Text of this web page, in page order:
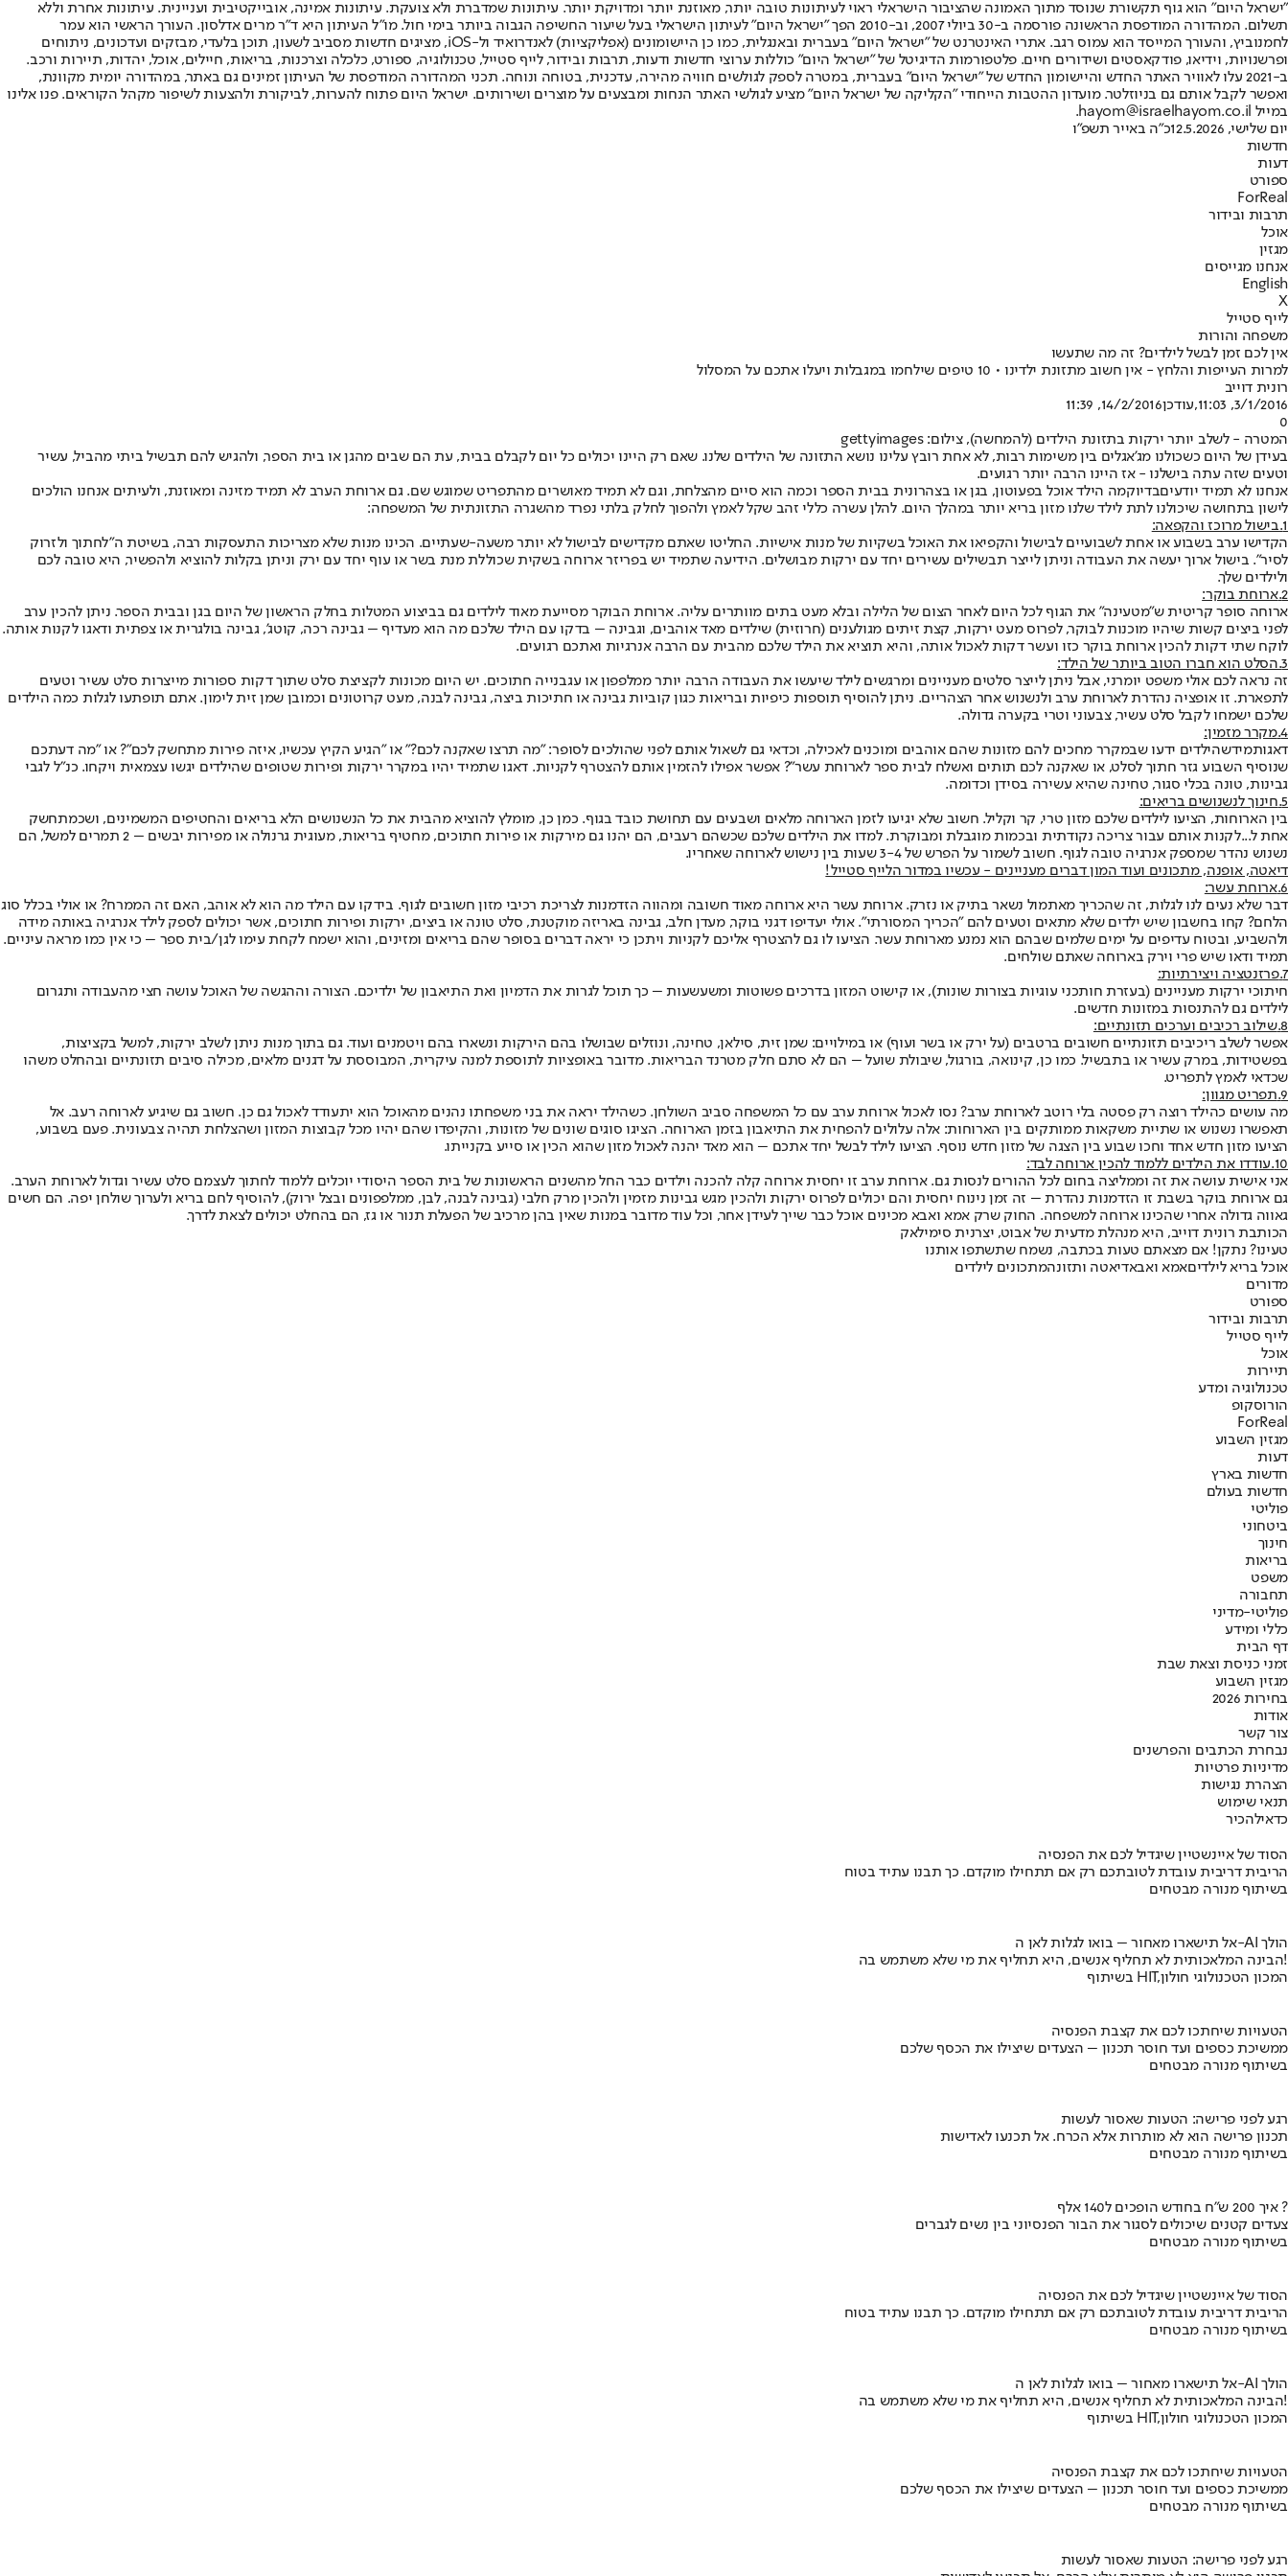
"ישראל היום" הוא גוף תקשורת שנוסד מתוך האמונה שהציבור הישראלי ראוי לעיתונות טובה יותר, מאוזנת יותר ומדויקת יותר. עיתונות שמדברת ולא צועקת. עיתונות אמינה, אובייקטיבית ועניינית. עיתונות אחרת וללא
תשלום. המהדורה המודפסת הראשונה פורסמה ב-30 ביולי 2007, וב-2010 הפך "ישראל היום" לעיתון הישראלי בעל שיעור החשיפה הגבוה ביותר בימי חול. מו"ל העיתון היא ד"ר מרים אדלסון. העורך הראשי הוא עמר
לחמנוביץ, והעורך המייסד הוא עמוס רגב. אתרי האינטרנט של "ישראל היום" בעברית ובאנגלית, כמו כן היישומונים (אפליקציות) לאנדרואיד ול-iOS, מציגים חדשות מסביב לשעון, תוכן בלעדי, מבזקים ועדכונים, ניתוחים
ופרשנויות, וידיאו, פודקאסטים ושידורים חיים. פלטפורמות הדיגיטל של "ישראל היום" כוללות ערוצי חדשות ודעות, תרבות ובידור, לייף סטייל, טכנולוגיה, ספורט, כלכלה וצרכנות, בריאות, חיילים, אוכל, יהדות, תיירות ורכב.
ב-2021 עלו לאוויר האתר החדש והיישומון החדש של "ישראל היום" בעברית, במטרה לספק לגולשים חוויה מהירה, עדכנית, בטוחה ונוחה. תכני המהדורה המודפסת של העיתון זמינים גם באתר, במהדורה יומית מקוונת,
ואפשר לקבל אותם גם בניוזלטר. מועדון ההטבות הייחודי "הקליקה של ישראל היום" מציע לגולשי האתר הנחות ומבצעים על מוצרים ושירותים. ישראל היום פתוח להערות, לביקורת ולהצעות לשיפור מקהל הקוראים. פנו אלינו
במייל hayom@israelhayom.co.il.
יום שלישי, 12.5.2026
כ"ה באייר תשפ"ו
חדשות
דעות
ספורט
ForReal
תרבות ובידור
אוכל
מגזין
אנחנו מגייסים
English
X
לייף סטייל
משפחה והורות
אין לכם זמן לבשל לילדים? זה מה שתעשו
למרות העייפות והלחץ - אין חשוב מתזונת ילדינו • 10 טיפים שילחמו במגבלות ויעלו אתכם על המסלול
רונית דוייב
3/1/2016, 11:03
,עודכן14/2/2016, 11:39
0
המטרה - לשלב יותר ירקות בתזונת הילדים (להמחשה), צילום: gettyimages
בעידן של היום כשכולנו מג'אגלים בין משימות רבות, לא אחת רובץ עלינו נושא התזונה של הילדים שלנו. שאם רק היינו יכולים כל יום לקבלם בבית, עת הם שבים מהגן או בית הספר, ולהגיש להם תבשיל ביתי מהביל, עשיר
וטעים שזה עתה בישלנו - אז היינו הרבה יותר רגועים.
אנחנו לא תמיד יודעיםבדיוקמה הילד אוכל בפעוטון, בגן או בצהרונית בבית הספר וכמה הוא סיים מהצלחת, וגם לא תמיד מאושרים מהתפריט שמוגש שם. גם ארוחת הערב לא תמיד מזינה ומאוזנת, ולעיתים אנחנו הולכים
לישון בתחושה שיכולנו לתת לילד שלנו מזון בריא יותר במהלך היום. להלן עשרה כללי זהב שקל לאמץ ולהפוך לחלק בלתי נפרד מהשגרה התזונתית של המשפחה:
1.בישול מרוכז והקפאה:
הקדישו ערב בשבוע או אחת לשבועיים לבישול והקפיאו את האוכל בשקיות של מנות אישיות. החליטו שאתם מקדישים לבישול לא יותר משעה-שעתיים. הכינו מנות שלא מצריכות התעסקות רבה, בשיטת ה"לחתוך ולזרוק
לסיר". בישול ארוך יעשה את העבודה וניתן לייצר תבשילים עשירים יחד עם ירקות מבושלים. הידיעה שתמיד יש בפריזר ארוחה בשקית שכוללת מנת בשר או עוף יחד עם ירק וניתן בקלות להוציא ולהפשיר, היא טובה לכם
ולילדים שלך.
2. ארוחת בוקר:
ארוחה סופר קריטית ש"מטעינה" את הגוף לכל היום לאחר הצום של הלילה ובלא מעט בתים מוותרים עליה. ארוחת הבוקר מסייעת מאוד לילדים גם בביצוע המטלות בחלק הראשון של היום בגן ובבית הספר. ניתן להכין ערב
לפני ביצים קשות שיהיו מוכנות לבוקר, לפרוס מעט ירקות, קצת זיתים מגולענים (חרוזית) שילדים מאד אוהבים, וגבינה – בדקו עם הילד שלכם מה הוא מעדיף – גבינה רכה, קוטג', גבינה בולגרית או צפתית ודאגו לקנות אותה.
לוקח שתי דקות להכין ארוחת בוקר כזו ועשר דקות לאכול אותה, והיא תוציא את הילד שלכם מהבית עם הרבה אנרגיות ואתכם רגועים.
3.הסלט הוא חברו הטוב ביותר של הילד:
זה נראה לכם אולי משפט יומרני, אבל ניתן לייצר סלטים מעניינים ומרגשים לילד שיעשו את העבודה הרבה יותר ממלפפון או עגבנייה חתוכים. יש היום מכונות לקציצת סלט שתוך דקות ספורות מייצרות סלט עשיר וטעים
לתפארת. זו אופציה נהדרת לארוחת ערב ולנשנוש אחר הצהריים. ניתן להוסיף תוספות כיפיות ובריאות כגון קוביות גבינה או חתיכות ביצה, גבינה לבנה, מעט קרוטונים וכמובן שמן זית לימון. אתם תופתעו לגלות כמה הילדים
שלכם ישמחו לקבל סלט עשיר, צבעוני וטרי בקערה גדולה.
4. מקרר מזמין:
דאגותמידשהילדים ידעו שבמקרר מחכים להם מזונות שהם אוהבים ומוכנים לאכילה, וכדאי גם לשאול אותם לפני שהולכים לסופר: "מה תרצו שאקנה לכם?" או "הגיע הקיץ עכשיו, איזה פירות מתחשק לכם"? או "מה דעתכם
שנוסיף השבוע גזר חתוך לסלט, או שאקנה לכם תותים ואשלח לבית ספר לארוחת עשר"? אפשר אפילו להזמין אותם להצטרף לקניות. דאגו שתמיד יהיו במקרר ירקות ופירות שטופים שהילדים יגשו עצמאית ויקחו. כנ"ל לגבי
גבינות, טונה בכלי סגור, טחינה שהיא עשירה בסידן וכדומה.
5. חינוך לנשנושים בריאים:
בין הארוחות, הציעו לילדים שלכם מזון טרי, קר וקליל. חשוב שלא יגיעו לזמן הארוחה מלאים ושבעים עם תחושת כובד בגוף. כמן כן, מומלץ להוציא מהבית את כל הנשנושים הלא בריאים והחטיפים המשמינים, ושכמתחשק
אחת ל...לקנות אותם עבור צריכה נקודתית ובכמות מוגבלת ומבוקרת. למדו את הילדים שלכם שכשהם רעבים, הם יהנו גם מירקות או פירות חתוכים, מחטיף בריאות, מעוגית גרנולה או מפירות יבשים – 2 תמרים למשל, הם
נשנוש נהדר שמספק אנרגיה טובה לגוף. חשוב לשמור על הפרש של 3-4 שעות בין נישוש לארוחה שאחריו.
דיאטה, אופנה, מתכונים ועוד המון דברים מעניינים - עכשיו במדור הלייף סטייל!
6. ארוחת עשר:
דבר שלא נעים לנו לגלות, זה שהכריך מאתמול נשאר בתיק או נזרק. ארוחת עשר היא ארוחה מאוד חשובה ומהווה הזדמנות לצריכת רכיבי מזון חשובים לגוף. בידקו עם הילד מה הוא לא אוהב, האם זה הממרח? או אולי בכלל סוג
הלחם? קחו בחשבון שיש ילדים שלא מתאים וטעים להם "הכריך המסורתי". אולי יעדיפו דגני בוקר, מעדן חלב, גבינה באריזה מוקטנת, סלט טונה או ביצים, ירקות ופירות חתוכים, אשר יכולים לספק לילד אנרגיה באותה מידה
ולהשביע, ובטוח עדיפים על ימים שלמים שבהם הוא נמנע מארוחת עשר. הציעו לו גם להצטרף אליכם לקניות ויתכן כי יראה דברים בסופר שהם בריאים ומזינים, והוא ישמח לקחת עימו לגן/בית ספר – כי אין כמו מראה עיניים.
תמיד ודאו שיש פרי וירק בארוחה שאתם שולחים.
7. פרזנטציה ויצירתיות:
חיתוכי ירקות מעניינים (בעזרת חותכני עוגיות בצורות שונות), או קישוט המזון בדרכים פשוטות ומשעשעות – כך תוכל לגרות את הדמיון ואת התיאבון של ילדיכם. הצורה וההגשה של האוכל עושה חצי מהעבודה ותגרום
לילדים גם להתנסות במזונות חדשים.
8. שילוב רכיבים וערכים תזונתיים:
אפשר לשלב ריכיבים תזונתיים חשובים ברטבים (על ירק או בשר ועוף) או במילויים: שמן זית, סילאן, טחינה, ונוזלים שבושלו בהם הירקות ונשארו בהם ויטמנים ועוד. גם בתוך מנות ניתן לשלב ירקות, למשל בקציצות,
בפשטידות, במרק עשיר או בתבשיל. כמו כן, קינואה, בורגול, שיבולת שועל – הם לא סתם חלק מטרנד הבריאות. מדובר באופציות לתוספת למנה עיקרית, המבוססת על דגנים מלאים, מכילה סיבים תזונתיים ובהחלט משהו
שכדאי לאמץ לתפריט.
9. תפריט מגוון:
מה עושים כהילד רוצה רק פסטה בלי רוטב לארוחת ערב? נסו לאכול ארוחת ערב עם כל המשפחה סביב השולחן. כשהילד יראה את בני משפחתו נהנים מהאוכל הוא יתעודד לאכול גם כן. חשוב גם שיגיע לארוחה רעב. אל
תאפשרו נשנוש או שתיית משקאות ממותקים בין הארוחות: אלה עלולים להפחית את התיאבון בזמן הארוחה. הציגו סוגים שונים של מזונות, והקיפדו שהם יהיו מכל קבוצות המזון ושהצלחת תהיה צבעונית. פעם בשבוע,
הציעו מזון חדש אחד וחכו שבוע בין הצגה של מזון חדש נוסף. הציעו לילד לבשל יחד אתכם – הוא מאד יהנה לאכול מזון שהוא הכין או סייע בקנייתו.
10. עודדו את הילדים ללמוד להכין ארוחה לבד:
אני אישית עושה את זה וממליצה בחום לכל ההורים לנסות גם. ארוחת ערב זו יחסית ארוחה קלה להכנה וילדים כבר החל מהשנים הראשונות של בית הספר היסודי יוכלים ללמוד לחתוך לעצמם סלט עשיר וגדול לארוחת הערב.
גם ארוחת בוקר בשבת זו הזדמנות נהדרת – זה זמן נינוח יחסית והם יכולים לפרוס ירקות ולהכין מגש גבינות מזמין ולהכין מרק חלבי (גבינה לבנה, לבן, ממלפפונים ובצל ירוק), להוסיף לחם בריא ולערוך שולחן יפה. הם חשים
גאווה גדולה אחרי שהכינו ארוחה למשפחה. החוק שרק אמא ואבא מכינים אוכל כבר שייך לעידן אחר, וכל עוד מדובר במנות שאין בהן מרכיב של הפעלת תנור או גז, הם בהחלט יכולים לצאת לדרך.
הכותבת רונית דוייב, היא מנהלת מדעית של אבוט, יצרנית סימילאק
טעינו? נתקן! אם מצאתם טעות בכתבה, נשמח שתשתפו אותנו
אוכל בריא לילדיםאמא ואבאדיאטה ותזונהמתכונים לילדים
מדורים
ספורט
תרבות ובידור
לייף סטייל
אוכל
תיירות
טכנולוגיה ומדע
הורוסקופ
ForReal
מגזין השבוע
דעות
חדשות בארץ
חדשות בעולם
פוליטי
ביטחוני
חינוך
בריאות
משפט
תחבורה
פוליטי-מדיני
כללי ומידע
דף הבית
זמני כניסת וצאת שבת
מגזין השבוע
בחירות 2026
אודות
צור קשר
נבחרת הכתבים והפרשנים
מדיניות פרטיות
הצהרת נגישות
תנאי שימוש
כדאילהכיר
הסוד של איינשטיין שיגדיל לכם את הפנסיה
הריבית דריבית עובדת לטובתכם רק אם תתחילו מוקדם. כך תבנו עתיד בטוח
בשיתוף מנורה מבטחים
אל תישארו מאחור – בואו לגלות לאן ה-AI הולך
הבינה המלאכותית לא תחליף אנשים, היא תחליף את מי שלא משתמש בה!
בשיתוף HIT,המכון הטכנולוגי חולון
הטעויות שיחתכו לכם את קצבת הפנסיה
ממשיכת כספים ועד חוסר תכנון – הצעדים שיצילו את הכסף שלכם
בשיתוף מנורה מבטחים
רגע לפני פרישה: הטעות שאסור לעשות
תכנון פרישה הוא לא מותרות אלא הכרח. אל תכנעו לאדישות
בשיתוף מנורה מבטחים
איך 200 ש"ח בחודש הופכים ל140 אלף ?
צעדים קטנים שיכולים לסגור את הבור הפנסיוני בין נשים לגברים
בשיתוף מנורה מבטחים
הסוד של איינשטיין שיגדיל לכם את הפנסיה
הריבית דריבית עובדת לטובתכם רק אם תתחילו מוקדם. כך תבנו עתיד בטוח
בשיתוף מנורה מבטחים
אל תישארו מאחור – בואו לגלות לאן ה-AI הולך
הבינה המלאכותית לא תחליף אנשים, היא תחליף את מי שלא משתמש בה!
בשיתוף HIT,המכון הטכנולוגי חולון
הטעויות שיחתכו לכם את קצבת הפנסיה
ממשיכת כספים ועד חוסר תכנון – הצעדים שיצילו את הכסף שלכם
בשיתוף מנורה מבטחים
רגע לפני פרישה: הטעות שאסור לעשות